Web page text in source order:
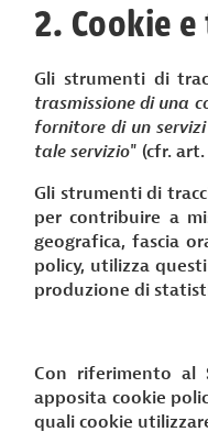
2. Cookie
Gli strumenti di
trasmissione di una
fornitore di un
tale servizio" (cfr. art.
Gli strumenti di
per contribuire a
geografica, fascia
policy, utilizza
produzione di
Con riferimento al
apposita cookie
quali cookie